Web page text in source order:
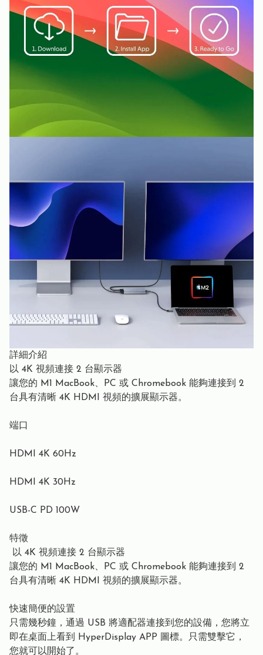
詳細介紹
以 4K 視頻連接 2 台顯示器
讓您的 M1 MacBook、PC 或 Chromebook 能夠連接到 2
台具有清晰 4K HDMI 視頻的擴展顯示器。
端口
HDMI 4K 60Hz
HDMI 4K 30Hz
USB-C PD 100W
特徵
以 4K 視頻連接 2 台顯示器
讓您的 M1 MacBook、PC 或 Chromebook 能夠連接到 2
台具有清晰 4K HDMI 視頻的擴展顯示器。
快速簡便的設置
只需幾秒鐘，通過 USB 將適配器連接到您的設備，您將立
即在桌面上看到 HyperDisplay APP 圖標。只需雙擊它，
您就可以開始了。